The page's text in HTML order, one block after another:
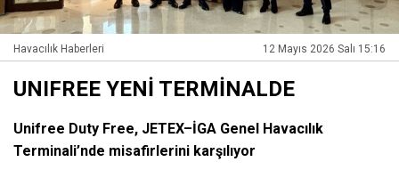
Havacılık Haberleri 12 Mayıs 2026 Salı 15:16
UNIFREE YENİ TERMİNALDE
Unifree Duty Free, JETEX–İGA Genel Havacılık
Terminali’nde misafirlerini karşılıyor